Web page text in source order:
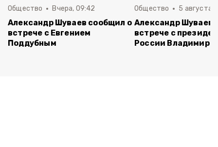
Общество Вчера, 09:42
Александр Шуваев сообщил о
встрече с Евгением
Поддубным
Общество 5 августа ,
Александр Шуваев
встрече с
России